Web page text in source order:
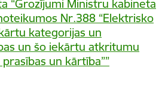
“Grozījumi Ministru kabineta
Nr.388 “Elektrisko
kategorijas un
un šo iekārtu atkritumu
un kārtība””